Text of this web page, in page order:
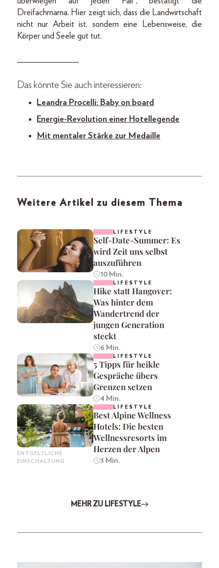
Dreifachmama. Hier zeigt sich, dass die Landwirtschaft
nicht nur Arbeit ist, sondern eine Lebensweise, die
Körper und Seele gut tut.
______________
Das könnte Sie auch interessieren:
Leandra Procelli: Baby on board
Energie-Revolution einer Hotellegende
Mit mentaler Stärke zur Medaille
Weitere Artikel zu diesem Thema
LIFESTYLE
Self-Date-Summer: Es
wird Zeit uns selbst
auszuführen
10 Min.
LIFESTYLE
Hike statt Hangover:
Was hinter dem
Wandertrend der
jungen Generation
steckt
6 Min.
LIFESTYLE
5 Tipps für heikle
Gespräche übers
Grenzen setzen
4 Min.
ENTGELTLICHE
EINSCHALTUNG
LIFESTYLE
Best Alpine Wellness
Hotels: Die besten
Wellnessresorts im
Herzen der Alpen
3 Min.
MEHR ZU LIFESTYLE